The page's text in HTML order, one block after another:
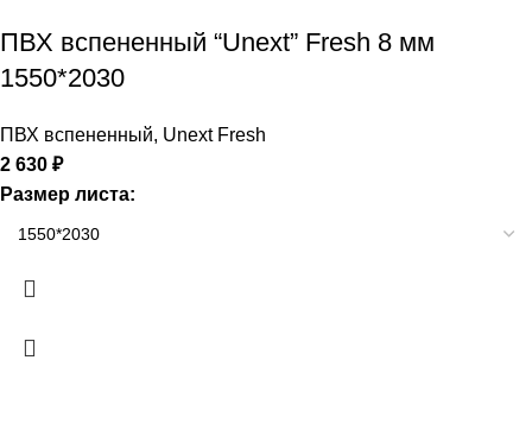
ПВХ вспененный “Unext” Fresh 8 мм
1550*2030
ПВХ вспененный, Unext Fresh
2 630 ₽
Размер листа: